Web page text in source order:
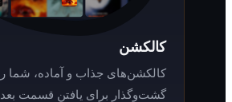
کالکشن‌های جذاب و آماده، شما را از
گشت‌وگذار برای یافتن قسمت بعدی هر محتوا